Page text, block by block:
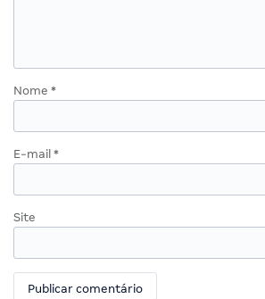
Nome *
E-mail *
Site